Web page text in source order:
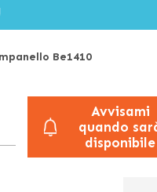
Be1410
Avvisami
quando
disponibile